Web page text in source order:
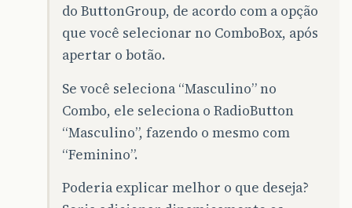
do ButtonGroup, de acordo com a opção
que você selecionar no ComboBox, após
apertar o botão.
Se você seleciona “Masculino” no
Combo, ele seleciona o RadioButton
“Masculino”, fazendo o mesmo com
“Feminino”.
Poderia explicar melhor o que deseja?